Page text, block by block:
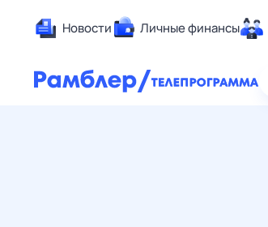
Новости Личные финансы